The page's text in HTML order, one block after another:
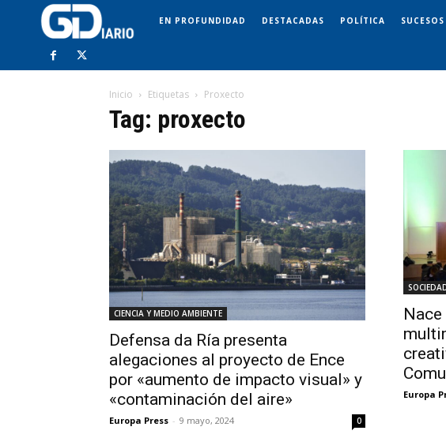
EN PROFUNDIDAD DESTACADAS POLÍTICA SUCESOS
Inicio Etiquetas Proxecto
Tag: proxecto
CIENCIA Y MEDIO AMBIENTE
Defensa da Ría presenta
alegaciones al proyecto de Ence
por «aumento de impacto visual» y
«contaminación del aire»
Europa Press - 9 mayo, 2024 0
Nace
Europa